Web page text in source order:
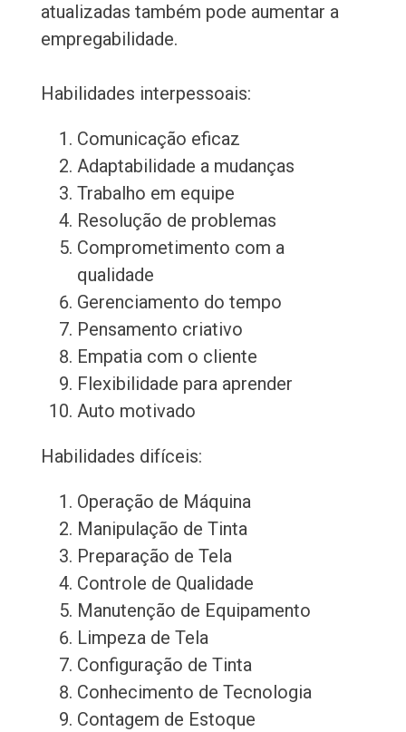
atualizadas também pode aumentar a
empregabilidade.
Habilidades interpessoais:
Comunicação eficaz
Adaptabilidade a mudanças
Trabalho em equipe
Resolução de problemas
Comprometimento com a
qualidade
Gerenciamento do tempo
Pensamento criativo
Empatia com o cliente
Flexibilidade para aprender
Auto motivado
Habilidades difíceis:
Operação de Máquina
Manipulação de Tinta
Preparação de Tela
Controle de Qualidade
Manutenção de Equipamento
Limpeza de Tela
Configuração de Tinta
Conhecimento de Tecnologia
Contagem de Estoque